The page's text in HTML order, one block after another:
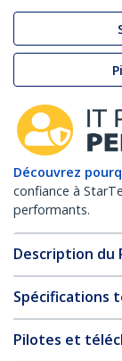
Découvrez
confiance à
performants.
Description du
Spécifications
Pilotes et